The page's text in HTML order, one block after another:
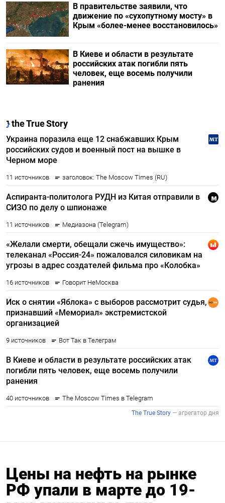
В правительстве заявили, что
движение по «сухопутному мосту» в
Крым «более-менее восстановилось»
В Киеве и области в результате
российских атак погибли пять
человек, еще восемь получили
ранения
Цены на нефть на рынке
РФ упали в марте до 19-